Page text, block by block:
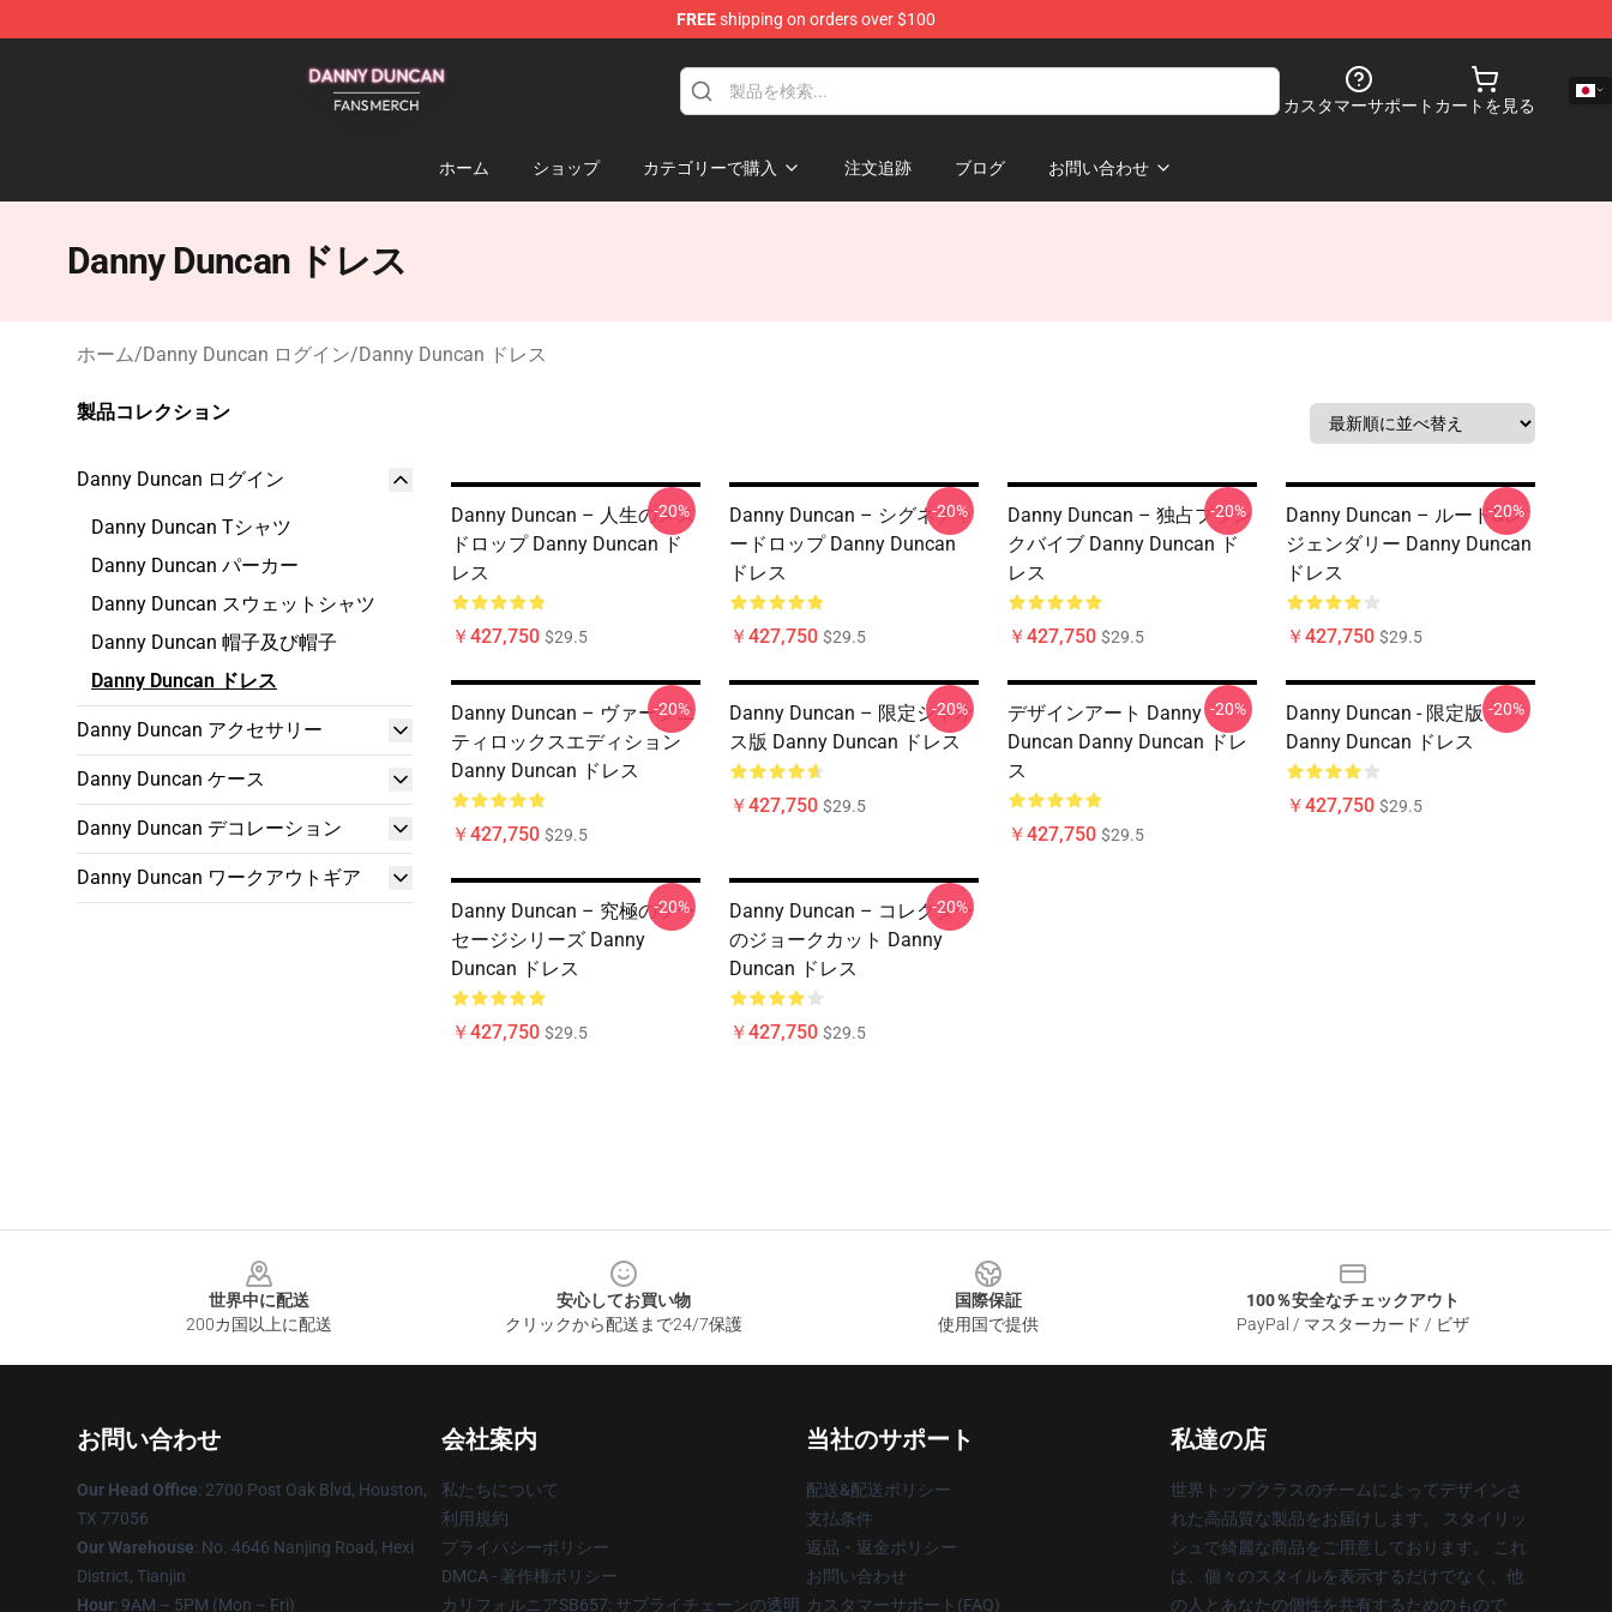
FREEshipping on orders over $100
カスタマーサポート カートを見る
ホーム ショップ カテゴリーで購入 注文追跡 ブログ お問い合わせ
Danny Duncan ドレス
ホーム/Danny Duncan ログイン/Danny Duncan ドレス
製品コレクション
Danny Duncan ログイン
Danny Duncan Tシャツ
Danny Duncan パーカー
Danny Duncan スウェットシャツ
Danny Duncan 帽子及び帽子
Danny Duncan ドレス
Danny Duncan アクセサリー
Danny Duncan ケース
Danny Duncan デコレーション
Danny Duncan ワークアウトギア
Danny Duncan – 人生のメス
ドロップ Danny Duncan ド
レス
￥427,750 $29.5
-20%
Danny Duncan – シグネチャ
ードロップ Danny Duncan
ドレス
￥427,750 $29.5
-20%
Danny Duncan – 独占プラン
クバイブ Danny Duncan ド
レス
￥427,750 $29.5
-20%
Danny Duncan – ルード&レ
ジェンダリー Danny Duncan
ドレス
￥427,750 $29.5
-20%
Danny Duncan – ヴァージニ
ティロックスエディション
Danny Duncan ドレス
￥427,750 $29.5
-20%
Danny Duncan – 限定シャオ
ス版 Danny Duncan ドレス
￥427,750 $29.5
-20%
デザインアート Danny
Duncan Danny Duncan ドレ
ス
￥427,750 $29.5
-20%
Danny Duncan - 限定版
Danny Duncan ドレス
￥427,750 $29.5
-20%
Danny Duncan – 究極のソー
セージシリーズ Danny
Duncan ドレス
￥427,750 $29.5
-20%
Danny Duncan – コレクター
のジョークカット Danny
Duncan ドレス
￥427,750 $29.5
-20%
世界中に配送
200カ国以上に配送
安心してお買い物
クリックから配送まで24/7保護
国際保証
使用国で提供
100％安全なチェックアウト
PayPal / マスターカード / ビザ
お問い合わせ
Our Head Office: 2700 Post Oak Blvd, Houston,
TX 77056
Our Warehouse: No. 4646 Nanjing Road, Hexi
District, Tianjin
Hour: 9AM – 5PM (Mon – Fri)
会社案内
私たちについて
利用規約
プライバシーポリシー
DMCA - 著作権ポリシー
カリフォルニアSB657: サプライチェーンの透明
当社のサポート
配送&配送ポリシー
支払条件
返品・返金ポリシー
お問い合わせ
カスタマーサポート(FAQ)
私達の店
世界トップクラスのチームによってデザインさ
れた高品質な製品をお届けします。 スタイリッ
シュで綺麗な商品をご用意しております。 これ
は、個々のスタイルを表示するだけでなく、他
の人とあなたの個性を共有するためのもので